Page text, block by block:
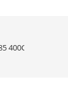
400Gr 1,75 mm